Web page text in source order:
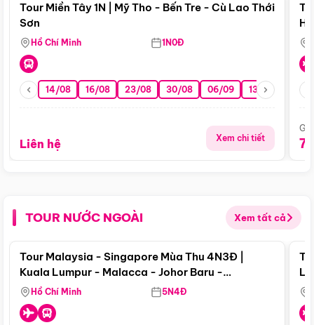
Tour Miền Tây 1N | Mỹ Tho - Bến Tre - Cù Lao Thới
Sơn
Hồ Chí Minh 1N0Đ
14/08 16/08 23/08 30/08 06/09 13/09 20/09
Liên hệ Xem chi tiết
TOUR NƯỚC NGOÀI Xem tất cả
Điểm nổi bật
Tour Malaysia - Singapore Mùa Thu 4N3Đ |
Kuala Lumpur - Malacca - Johor Baru -
Singapore
Hồ Chí Minh 5N4Đ